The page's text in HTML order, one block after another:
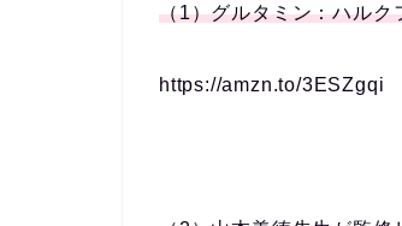
（1）グルタミン：ハル
https://amzn.to/3ESZgqi